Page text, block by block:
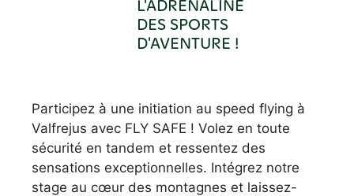
L'ADRÉNALINE
DES SPORTS
D'AVENTURE !
Participez à une initiation au speed flying à
Valfrejus avec FLY SAFE ! Volez en toute
sécurité en tandem et ressentez des
sensations exceptionnelles. Intégrez notre
stage au cœur des montagnes et laissez-